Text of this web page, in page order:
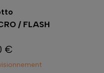
/ FLASH
€